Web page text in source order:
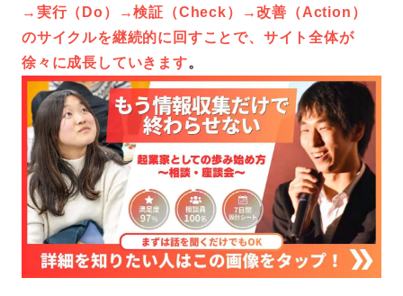
→実行（Do）→検証（Check）→改善（Action）
のサイクルを継続的に回すことで、サイト全体が
徐々に成長していきます。